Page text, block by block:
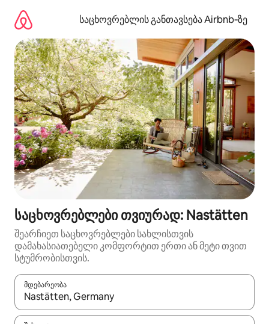
გადასვლა
საცხოვრებლის განთავსება Airbnb‑ზე
საცხოვრებლები თვიურად: Nastätten
შეარჩიეთ საცხოვრებლები სახლისთვის
დამახასიათებელი კომფორტით ერთი ან მეტი თვით
სტუმრობისთვის.
მდებარეობა
როცა შედეგები ხელმისაწვდომი გახდება, ნავიგაციისთვის